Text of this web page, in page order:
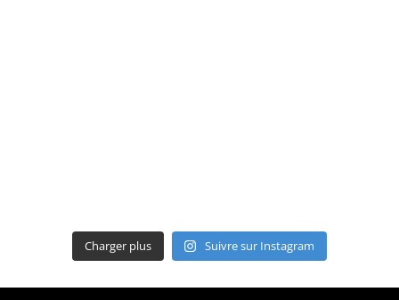
Charger plus Suivre sur Instagram